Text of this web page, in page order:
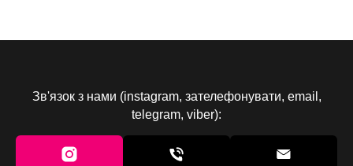
Зв'язок з нами (instagram, зателефонувати, email,
telegram, viber):